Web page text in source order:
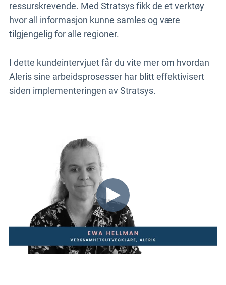
ressurskrevende. Med Stratsys fikk de et verktøy
hvor all informasjon kunne samles og være
tilgjengelig for alle regioner.
I dette kundeintervjuet får du vite mer om hvordan
Aleris sine arbeidsprosesser har blitt effektivisert
siden implementeringen av Stratsys.